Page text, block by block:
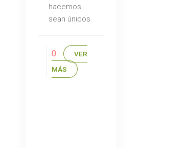
hacemos
sean únicos.
0
VER
MÁS